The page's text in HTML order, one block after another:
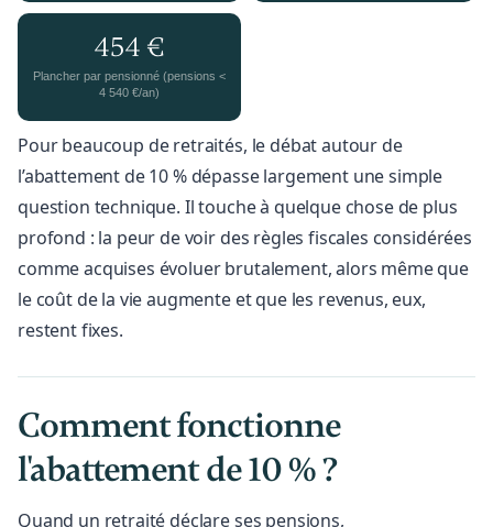
454 €
Plancher par pensionné (pensions <
4 540 €/an)
Pour beaucoup de retraités, le débat autour de
l’abattement de 10 % dépasse largement une simple
question technique. Il touche à quelque chose de plus
profond : la peur de voir des règles fiscales considérées
comme acquises évoluer brutalement, alors même que
le coût de la vie augmente et que les revenus, eux,
restent fixes.
Comment fonctionne
l'abattement de 10 % ?
Quand un retraité déclare ses pensions,